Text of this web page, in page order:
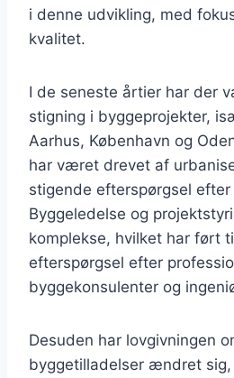
i denne udvikling, med
kvalitet.
I de seneste årtier har der
stigning i byggeprojekter,
Aarhus, København og
har været drevet af
stigende efterspørgsel efter
Byggeledelse og
komplekse, hvilket har ført
efterspørgsel efter
byggekonsulenter og
Desuden har lovgivningen
byggetilladelser ændret